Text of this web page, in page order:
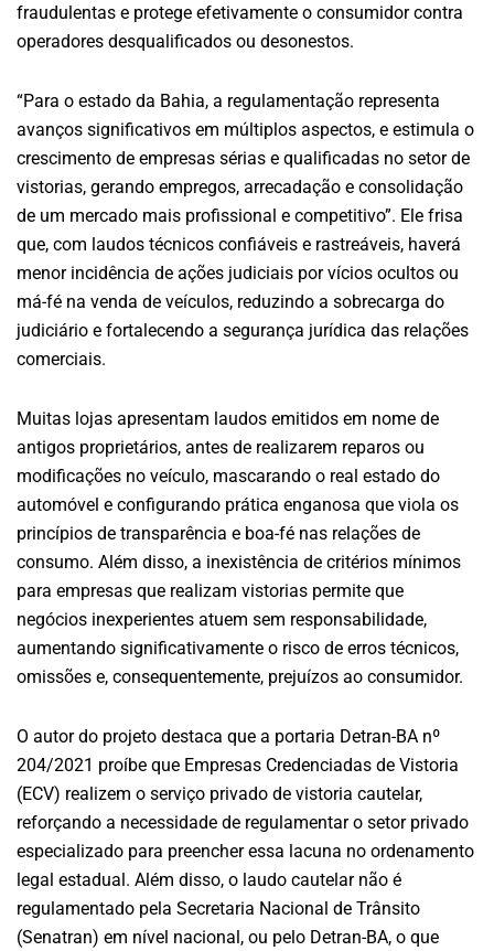
fraudulentas e protege efetivamente o consumidor contra
operadores desqualificados ou desonestos.
“Para o estado da Bahia, a regulamentação representa
avanços significativos em múltiplos aspectos, e estimula o
crescimento de empresas sérias e qualificadas no setor de
vistorias, gerando empregos, arrecadação e consolidação
de um mercado mais profissional e competitivo”. Ele frisa
que, com laudos técnicos confiáveis e rastreáveis, haverá
menor incidência de ações judiciais por vícios ocultos ou
má-fé na venda de veículos, reduzindo a sobrecarga do
judiciário e fortalecendo a segurança jurídica das relações
comerciais.
Muitas lojas apresentam laudos emitidos em nome de
antigos proprietários, antes de realizarem reparos ou
modificações no veículo, mascarando o real estado do
automóvel e configurando prática enganosa que viola os
princípios de transparência e boa-fé nas relações de
consumo. Além disso, a inexistência de critérios mínimos
para empresas que realizam vistorias permite que
negócios inexperientes atuem sem responsabilidade,
aumentando significativamente o risco de erros técnicos,
omissões e, consequentemente, prejuízos ao consumidor.
O autor do projeto destaca que a portaria Detran-BA nº
204/2021 proíbe que Empresas Credenciadas de Vistoria
(ECV) realizem o serviço privado de vistoria cautelar,
reforçando a necessidade de regulamentar o setor privado
especializado para preencher essa lacuna no ordenamento
legal estadual. Além disso, o laudo cautelar não é
regulamentado pela Secretaria Nacional de Trânsito
(Senatran) em nível nacional, ou pelo Detran-BA, o que